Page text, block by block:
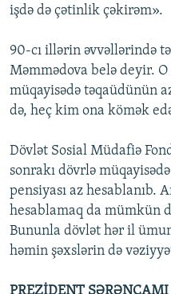
işdə də çətinlik çəkirəm».
90-cı illərin əvvəllərində
Məmmədova belə deyir.
müqayisədə təqaüdünün
də, heç kim ona kömək
Dövlət Sosial Müdafiə
sonrakı dövrlə
pensiyası az hesablanıb.
hesablamaq da mümkün
Bununla dövlət hər il
həmin şəxslərin də